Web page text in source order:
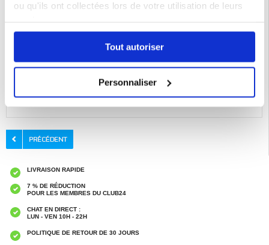
ou qu'ils ont collectées lors de votre utilisation de leurs
Tout autoriser
Personnaliser
télécharger sur l'étui du smartphone de manière synchronisée.
LIVRAISON RAPIDE
7 % DE RÉDUCTION
POUR LES MEMBRES DU CLUB24
CHAT EN DIRECT :
LUN - VEN 10H - 22H
POLITIQUE DE RETOUR DE 30 JOURS